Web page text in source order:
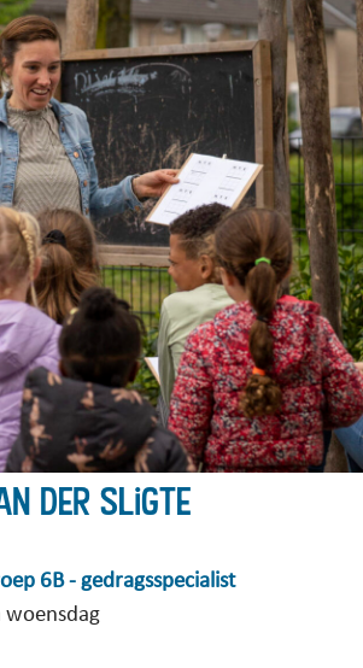
der Sligte
6B - gedragsspecialist